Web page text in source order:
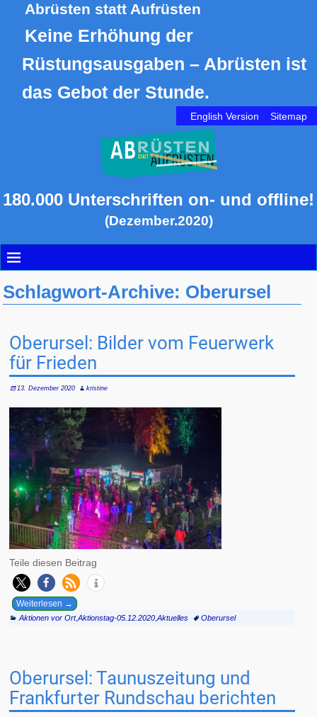
Abrüsten statt Aufrüsten
Keine Erhöhung der
Rüstungsausgaben – Abrüsten ist
das Gebot der Stunde.
English Version Sitemap
180.000 Unterschriften on- und offline!
(Dezember.2020)
Schlagwort-Archive: Oberursel
Oberursel: Bilder vom Feuerwerk
für Frieden
13. Dezember 2020 kristine
Teile diesen Beitrag
Weiterlesen →
Aktionen vor Ort,Aktionstag-05.12.2020, Aktuelles Oberursel
Oberursel: Taunuszeitung und
Frankfurter Rundschau berichten